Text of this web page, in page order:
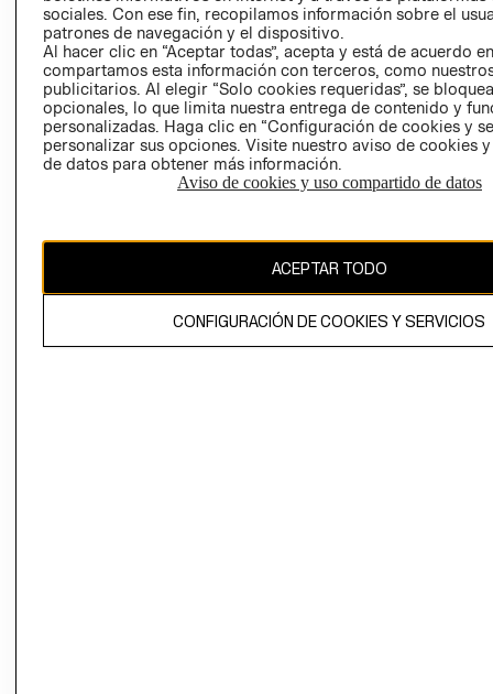
COOKIES
CAMBIAR REGIÓN
El contenido de esta página web está protegido por copyright y es
sociales. Con ese fin, recopilamos información sobre el
patrones de navegación y el dispositivo.
Al hacer clic en “Aceptar todas”, acepta y está de acuerdo
compartamos esta información con terceros, como
publicitarios. Al elegir “Solo cookies requeridas”, se
opcionales, lo que limita nuestra entrega de contenido y
personalizadas. Haga clic en “Configuración de cookies y
personalizar sus opciones. Visite nuestro aviso de cookies
de datos para obtener más información.
Aviso de cookies y uso compartido de datos
ACEPTAR TODO
CONFIGURACIÓN DE COOKIES Y SERVICIOS